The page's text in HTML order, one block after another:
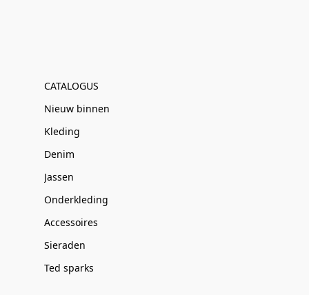
CATALOGUS
Nieuw binnen
Kleding
Denim
Jassen
Onderkleding
Accessoires
Sieraden
Ted sparks